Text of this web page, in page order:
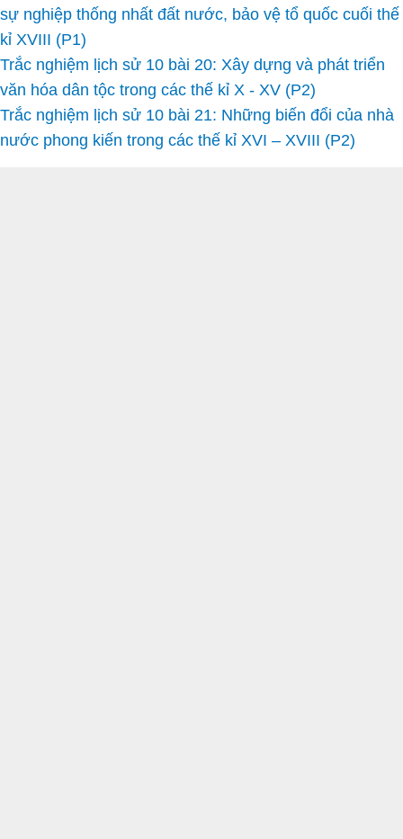
sự nghiệp thống nhất đất nước, bảo vệ tổ quốc cuối thế
kỉ XVIII (P1)
Trắc nghiệm lịch sử 10 bài 20: Xây dựng và phát triển
văn hóa dân tộc trong các thế kỉ X - XV (P2)
Trắc nghiệm lịch sử 10 bài 21: Những biến đổi của nhà
nước phong kiến trong các thế kỉ XVI – XVIII (P2)